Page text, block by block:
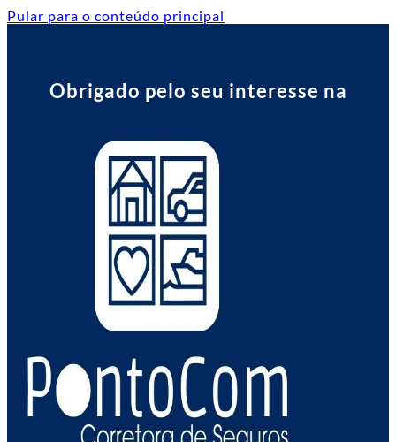
Pular para o conteúdo principal
Obrigado pelo seu interesse na